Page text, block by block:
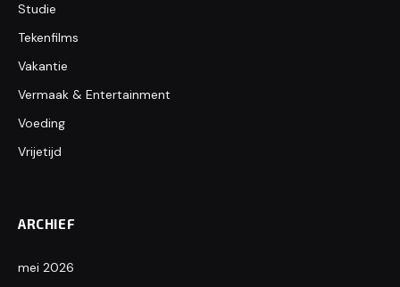
Studie
Tekenfilms
Vakantie
Vermaak & Entertainment
Voeding
Vrijetijd
ARCHIEF
mei 2026